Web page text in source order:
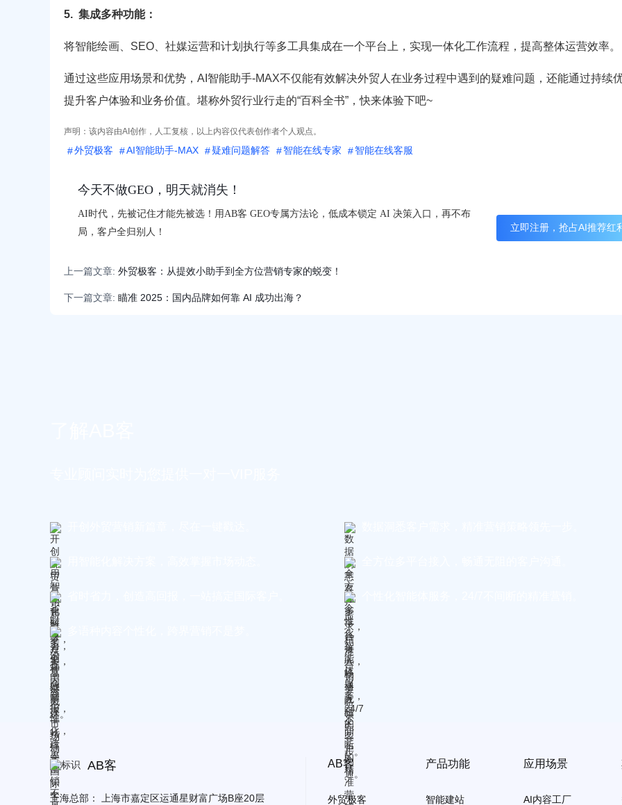
5. 集成多种功能：
将智能绘画、SEO、社媒运营和计划执行等多工具集成在一个平台上，实现一体化工作流程，提高整体运营效率。
通过这些应用场景和优势，AI智能助手-MAX不仅能有效解决外贸人在业务过程中遇到的疑难问题，还能通过持续
提升客户体验和业务价值。堪称外贸行业行走的“百科全书”，快来体验下吧~
声明：该内容由AI创作，人工复核，以上内容仅代表创作者个人观点。
外贸极客 AI智能助手-MAX 疑难问题解答 智能在线专家 智能在线客服
今天不做GEO，明天就消失！
AI时代，先被记住才能先被选！用AB客 GEO专属方法论，低成本锁定 AI 决策入口，再不布
局，客户全归别人！
立即注册，抢占AI推荐红
上一篇文章: 外贸极客：从提效小助手到全方位营销专家的蜕变！
下一篇文章: 瞄准 2025：国内品牌如何靠 AI 成功出海？
AB客
上海总部： 上海市嘉定区运通星财富广场B座20层
AB客
外贸极客
产品功能
智能建站
应用场景
AI内容工厂